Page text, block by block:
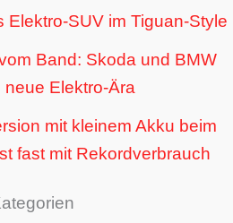
Elektro-SUV im Tiguan-Style
Band: Skoda und BMW
neue Elektro-Ära
mit kleinem Akku beim
fast mit Rekordverbrauch